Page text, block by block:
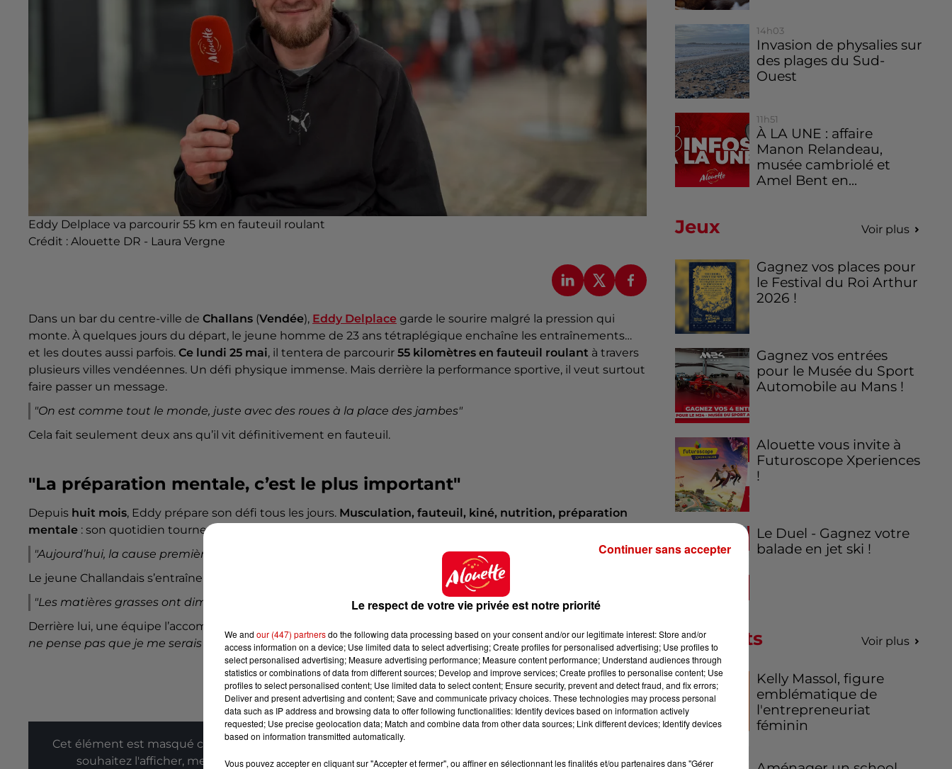
Eddy Delplace va parcourir 55 km en fauteuil roulant
Crédit : Alouette DR - Laura Vergne
Dans un bar du centre-ville de Challans (Vendée), Eddy Delplace garde le sourire malgré la pression qui
monte. À quelques jours du départ, le jeune homme de 23 ans tétraplégique enchaîne les entraînements…
et les doutes aussi parfois. Ce lundi 25 mai, il tentera de parcourir 55 kilomètres en fauteuil roulant à travers
plusieurs villes vendéennes. Un défi physique immense. Mais derrière la performance sportive, il veut surtout
faire passer un message.
"On est comme tout le monde, juste avec des roues à la place des jambes"
Cela fait seulement deux ans qu’il vit définitivement en fauteuil.
"La préparation mentale, c’est le plus important"
Depuis huit mois, Eddy prépare son défi tous les jours. Musculation, fauteuil, kiné, nutrition, préparation
mentale : son quotidien tourne autour de ce marathon hors norme.
"Aujourd’hui, la cause première, c’est la préparation mentale"
Le jeune Challandais s’entraîne
. Il a aussi complètement changé son alimentation.
"Les matières grasses ont diminué, le sucre aussi. Tous les repas sont pesés"
Derrière lui, une équipe l’accompagne : kiné, psychologue, coach sportif. Mais surtout sa famille. "
ne pense pas que je me serais battu autant", confie-t-il en parlant desa femme et de ses deux enfants.
Cet élément est masqué compte-tenu du refus du dépôt de cookies que vous avez exprimé. Si vous
souhaitez l'afficher, merci de nous donner votre accord en cliquant sur le bouton ci-dessous.
14h03
Invasion de physalies sur
des plages du Sud-
Ouest
11h51
À LA UNE : affaire
Manon Relandeau,
musée cambriolé et
Amel Bent en...
Jeux Voir plus
Gagnez vos places pour
le Festival du Roi Arthur
2026 !
Gagnez vos entrées
pour le Musée du Sport
Automobile au Mans !
Alouette vous invite à
Futuroscope Xperiences
!
Le Duel - Gagnez votre
balade en jet ski !
Podcasts Voir plus
Kelly Massol, figure
emblématique de
l'entrepreneuriat
féminin
Le respect de votre vie privée est notre priorité
We and our (447) partnersdo the following data processing based on your consent and/or our legitimate interest: Store and/or
access information on a device; Use limited data to select advertising; Create profiles for personalised advertising; Use profiles to
select personalised advertising; Measure advertising performance; Measure content performance; Understand audiences through
statistics or combinations of data from different sources; Develop and improve services; Create profiles to personalise content; Use
profiles to select personalised content; Use limited data to select content; Ensure security, prevent and detect fraud, and fix errors;
Deliver and present advertising and content; Save and communicate privacy choices. These technologies may process personal
data such as IP address and browsing data to offer following functionalities: Identify devices based on information actively
requested; Use precise geolocation data; Match and combine data from other data sources; Link different devices; Identify devices
based on information transmitted automatically.
Vous pouvez accepter en cliquant sur "Accepter et fermer", ou affiner en sélectionnant les finalités et/ou partenaires dans "Gérer
Continuer sans accepter